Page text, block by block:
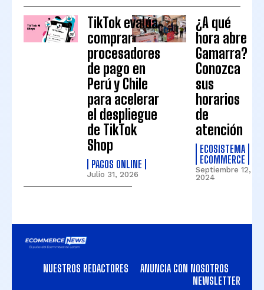
TikTok evalúa
comprar
procesadores
de pago en
Perú y Chile
para acelerar
el despliegue
de TikTok
Shop
PAGOS ONLINE
Julio 31, 2026
¿A qué
hora abre
Gamarra?
Conozca
sus
horarios
de
atención
ECOSISTEMA
ECOMMERCE
Septiembre 12,
2024
NUESTROS REDACTORES
ANUNCIA CON NOSOTROS
NEWSLETTER